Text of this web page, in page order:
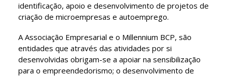
identificação, apoio e desenvolvimento de projetos de
criação de microempresas e autoemprego.
A Associação Empresarial e o Millennium BCP, são
entidades que através das atividades por si
desenvolvidas obrigam-se a apoiar na sensibilização
para o empreendedorismo; o desenvolvimento de